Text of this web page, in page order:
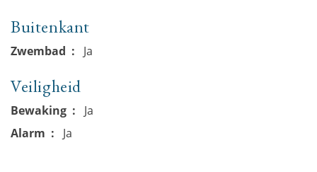
Buitenkant
Zwembad Ja
Veiligheid
Bewaking
Ja
Alarm
Ja